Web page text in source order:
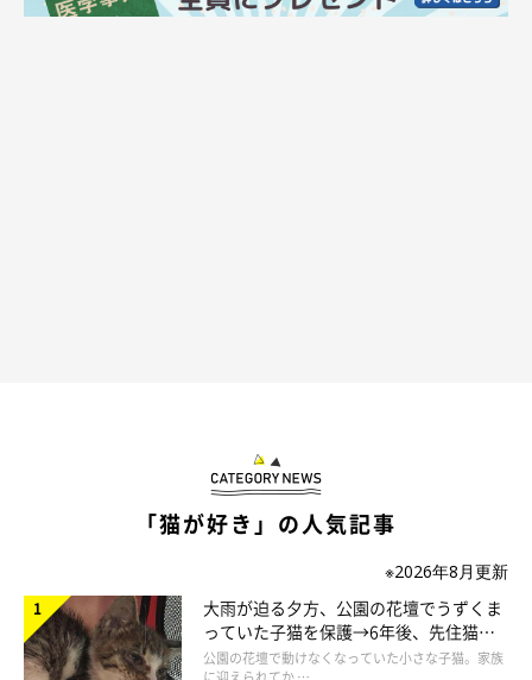
「猫が好き」の人気記事
※2026年8月更新
大雨が迫る夕方、公園の花壇でうずくま
っていた子猫を保護→6年後、先住猫
と“姉妹”のような関係に
公園の花壇で動けなくなっていた小さな子猫。家族